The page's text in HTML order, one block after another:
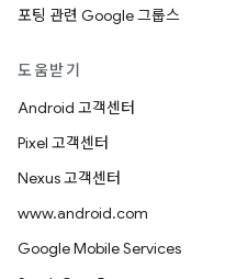
포팅 관련 Google 그룹스
도움받기
Android 고객센터
Pixel 고객센터
Nexus 고객센터
www.android.com
Google Mobile Services